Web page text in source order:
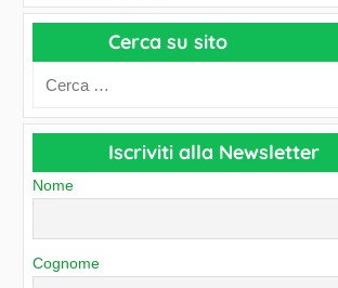
a
e
C
t
e
o
r
h
v
o
Cerca su sito
Iscriviti alla Newsletter
Nome
Cognome